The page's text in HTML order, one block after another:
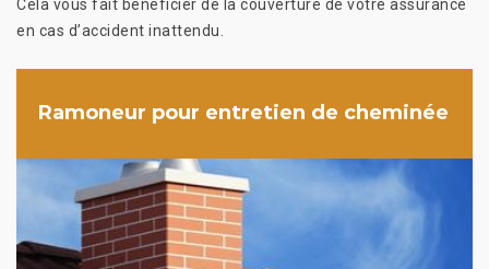
Cela vous fait bénéficier de la couverture de votre assurance
en cas d’accident inattendu.
Ramoneur pour entretien de cheminée